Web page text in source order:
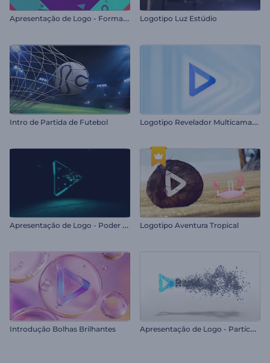
A
presentação de Logo - Formas Abstratas Logotipo Luz Estúdio
Intro de Partida de Futebol L
ogotipo Revelador Multicamadas
A
presentação de Logo - Poder Neon Logotipo Aventura Tropical
Introdução Bolhas Brilhantes A
presentação de Logo - Partículas Simples